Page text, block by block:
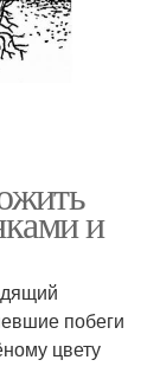
и
побеги
цвету